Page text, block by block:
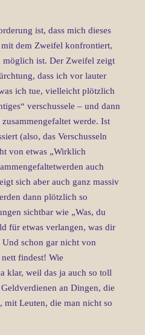
ist, dass mich dieses
mit dem Zweifel konfrontiert,
ist. Der Zweifel zeigt
dass ich vor lauter
ich tue, vielleicht plötzlich
verschussele – und dann
werde. Ist
(also, das Verschusseln
von etwas „Wirklich
auch
sich aber auch ganz massiv
dann plötzlich so
sichtbar wie „Was, du
für etwas verlangen, was dir
schon gar nicht von
findest! Wie
klar, weil das ja auch so toll
an Dingen, die
mit Leuten, die man nicht so